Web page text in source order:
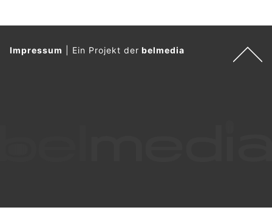
Impressum Ein Projekt derbelmedia